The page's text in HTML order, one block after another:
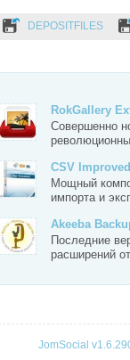
DEPOSITFILES
RokGallery
Совершенно
CSV
Мощный
импорта и
Akeeba
Последние
расширений
JomSocial